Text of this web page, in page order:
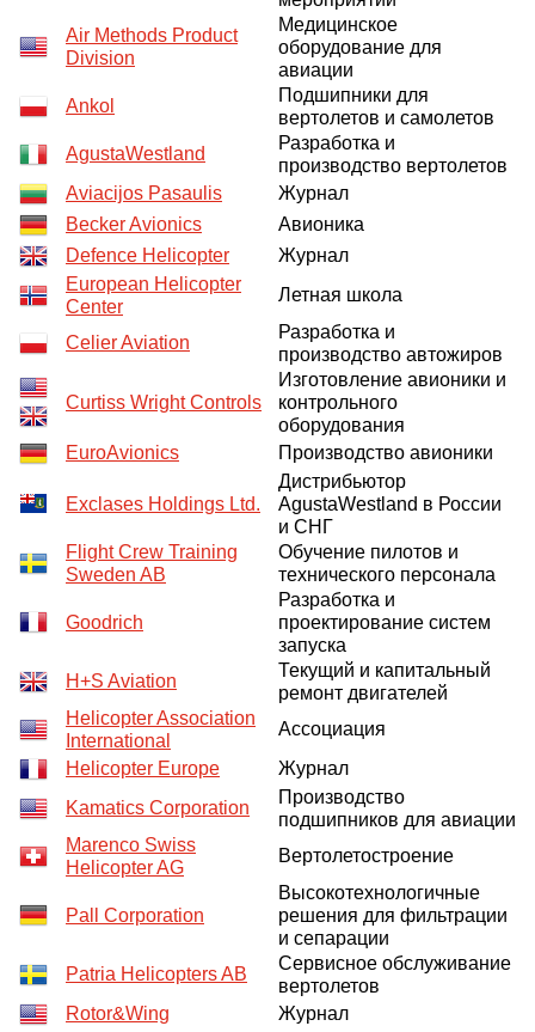
О выставке
Партнеры выставки
Крокус Экспо
Даты будущих выставок
Документы
Контакты
Заявка на участие
Заочное участие
Прилет на выставку
Основные требования МВЦ «Крокус Экспо»
Для посетителей
Место проведения HeliRussia
Схема проезда
Правила доступа и пребывания Крокус Экспо
Для СМИ
Аккредитация прессы
Условия инфопартнёрства
Положение об аккредитации
Публикации о выставке
Архив
Air Methods Product
Division
Медицинское
оборудование для
авиации
Ankol
Подшипники для
вертолетов и самолетов
AgustaWestland
Разработка и
производство вертолетов
Aviacijos Pasaulis
Журнал
Becker Avionics
Авионика
Defence Helicopter
Журнал
European Helicopter
Center
Летная школа
Celier Aviation
Разработка и
производство автожиров
Curtiss Wright Controls
Изготовление авионики и
контрольного
оборудования
EuroAvionics
Производство авионики
Exclases Holdings Ltd.
Дистрибьютор
AgustaWestland в России
и СНГ
Flight Crew Training
Sweden AB
Обучение пилотов и
технического персонала
Goodrich
Разработка и
проектирование систем
запуска
H+S Aviation
Текущий и капитальный
ремонт двигателей
Helicopter Association
International
Ассоциация
Helicopter Europe
Журнал
Kamatics Corporation
Производство
подшипников для авиации
Marenco Swiss
Helicopter AG
Вертолетостроение
Pall Corporation
Высокотехнологичные
решения для фильтрации
и сепарации
Patria Helicopters AB
Сервисное обслуживание
вертолетов
Rotor&Wing
Журнал